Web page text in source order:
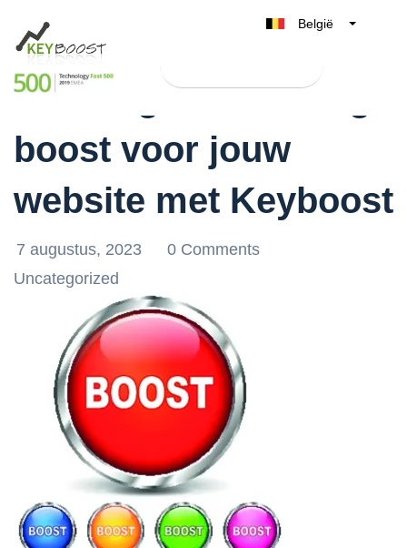
België
Nederland
España
Ontvang een ranking
boost voor jouw
website met Keyboost
7 augustus, 2023
0 Comments
Uncategorized